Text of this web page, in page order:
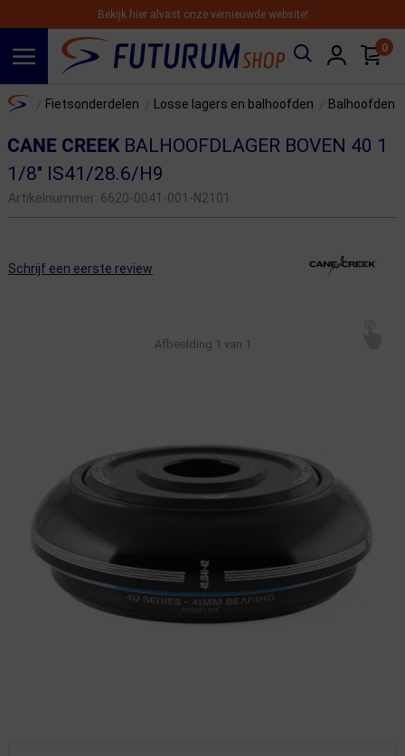
Bekijk hier alvast onze vernieuwde website!
0
Home Fietsonderdelen Losse lagers en balhoofden Balhoofden
CANE CREEKBALHOOFDLAGER BOVEN 40 1
1/8" IS41/28.6/H9
Artikelnummer: 6620-0041-001-N2101
Schrijf een eerste review
Afbeelding 1 van 1